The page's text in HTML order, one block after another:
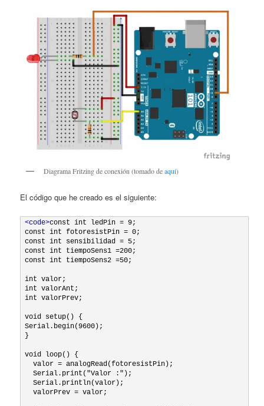
Diagrama Fritzing de conexión (tomado deaquí)
El código que he creado es el siguiente:
<code>const int ledPin = 9;
const int fotoresistPin = 0;
const int sensibilidad = 5;
const int tiempoSens1 =200;
const int tiempoSens2 =50;
int valor;
int valorAnt;
int valorPrev;
void setup() {
Serial.begin(9600);
}
void loop() {
  valor = analogRead(fotoresistPin);
  Serial.print("Valor :");
  Serial.println(valor);
  valorPrev = valor;